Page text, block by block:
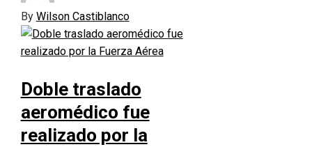
By Wilson Castiblanco
Doble traslado
aeromédico fue
realizado por la